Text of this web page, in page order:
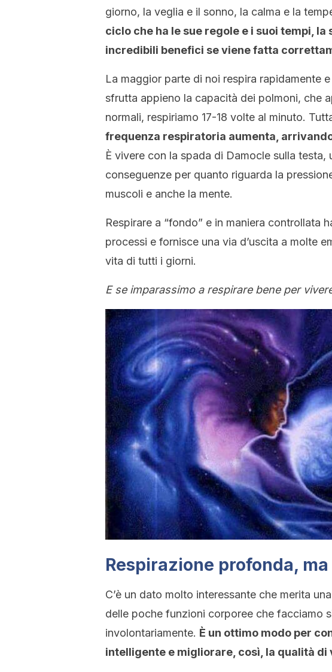
giorno, la veglia e il sonno, la calma e la
ciclo che ha le sue regole e i suoi tempi,
incredibili benefici se viene fatta
La maggior parte di noi respira rapidamente
sfrutta appieno la capacità dei polmoni, che
normali, respiriamo 17-18 volte al minuto.
frequenza respiratoria aumenta,
È vivere con la spada di Damocle sulla testa,
conseguenze per quanto riguarda la
muscoli e anche la mente.
Respirare a “fondo” e in maniera controllata
processi e fornisce una via d’uscita a molte
vita di tutti i giorni.
E se imparassimo a respirare bene per
Respirazione profonda,
C’è un dato molto interessante che merita
delle poche funzioni corporee che facciamo
involontariamente. È un ottimo modo per
intelligente e migliorare, così, la qualità di